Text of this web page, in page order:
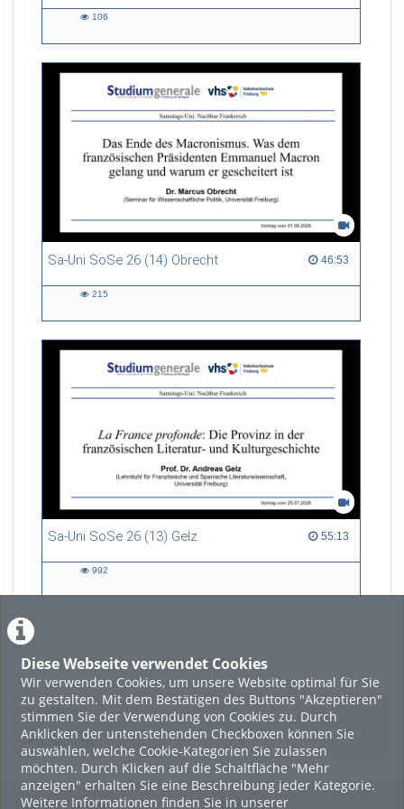
Diese Webseite verwendet Cookies
Wir verwenden Cookies, um unsere Website optimal für Sie
zu gestalten. Mit dem Bestätigen des Buttons "Akzeptieren"
stimmen Sie der Verwendung von Cookies zu. Durch
Anklicken der untenstehenden Checkboxen können Sie
auswählen, welche Cookie-Kategorien Sie zulassen
möchten. Durch Klicken auf die Schaltfläche "Mehr
anzeigen" erhalten Sie eine Beschreibung jeder Kategorie.
Weitere Informationen finden Sie in unserer
106
Sa-Uni SoSe 26 (14) Obrecht 46:53
46:53 duration
215
Sa-Uni SoSe 26 (13) Gelz 55:13
55:13 duration
992
LADE MEHR
Featured
Beliebtheit